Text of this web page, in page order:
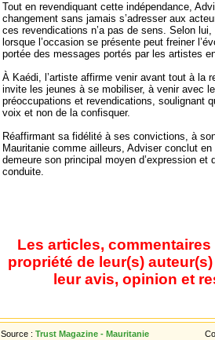
Tout en revendiquant cette indépendance,
changement sans jamais s’adresser aux
ces revendications n’a pas de sens. Selon
lorsque l’occasion se présente peut freiner
portée des messages portés par les artistes
À Kaédi, l’artiste affirme venir avant tout à la
invite les jeunes à se mobiliser, à venir avec
préoccupations et revendications, soulignant
voix et non de la confisquer.
Réaffirmant sa fidélité à ses convictions, à
Mauritanie comme ailleurs, Adviser conclut
demeure son principal moyen d’expression et
conduite.
Les articles,
propriété de leur(s)
leur avis, opinion et
Source : Trust Magazine - Mauritanie